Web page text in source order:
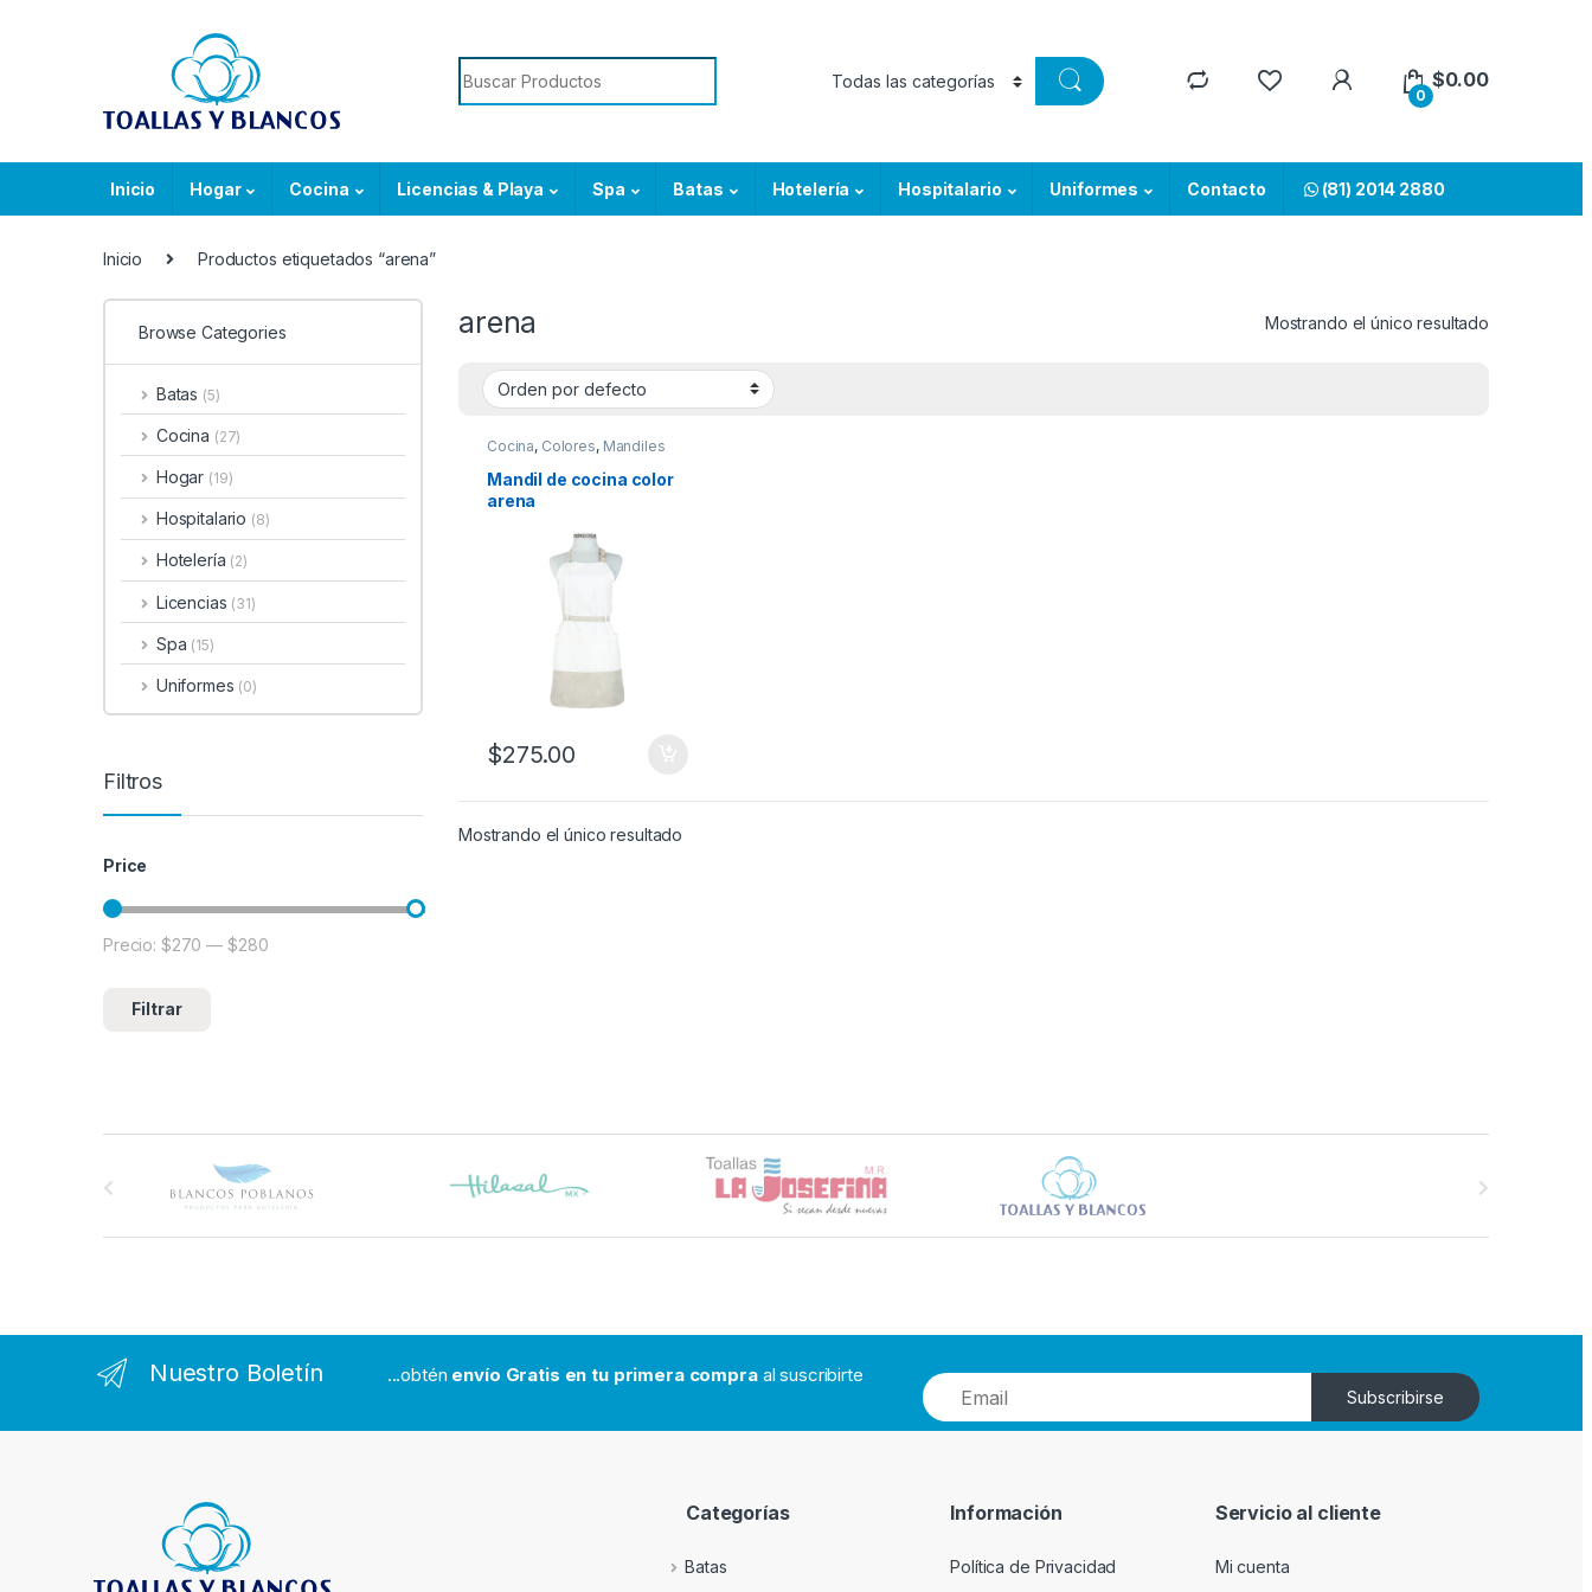
Search for:
0
$0.00
Inicio Hogar Cocina Licencias & Playa Spa Batas Hotelería Hospitalario Uniformes Contacto (81) 2014 2880
Inicio Productos etiquetados “arena”
arena Mostrando el único resultado
Cocina, Colores, Mandiles
Mandil de cocina color
arena
$275.00
Mostrando el único resultado
Browse Categories
Batas (5)
Cocina (27)
Hogar (19)
Hospitalario (8)
Hotelería (2)
Licencias (31)
Spa (15)
Uniformes (0)
Filtros
Price
Precio mínimo
Precio máximo
Filtrar
Precio: $270 — $280
d
C
Nuestro Boletín ...obtén envío Gratis en tu primera compraal suscribirte
Subscribirse
Categorías
Batas
Información
Política de Privacidad
Servicio al cliente
Mi cuenta